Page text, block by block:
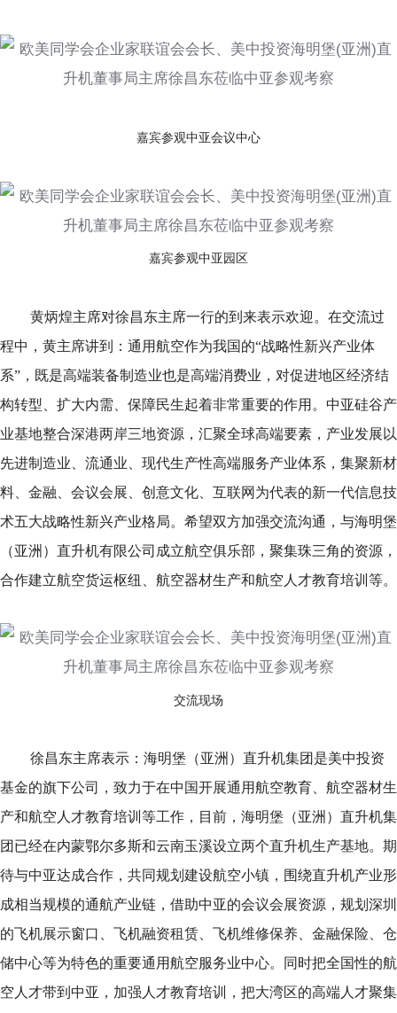
嘉宾参观中亚会议中心
嘉宾参观中亚园区
黄炳煌主席对徐昌东主席一行的到来表示欢迎。在交流过
程中，黄主席讲到：通用航空作为我国的“战略性新兴产业体
系”，既是高端装备制造业也是高端消费业，对促进地区经济结
构转型、扩大内需、保障民生起着非常重要的作用。中亚硅谷产
业基地整合深港两岸三地资源，汇聚全球高端要素，产业发展以
先进制造业、流通业、现代生产性高端服务产业体系，集聚新材
料、金融、会议会展、创意文化、互联网为代表的新一代信息技
术五大战略性新兴产业格局。希望双方加强交流沟通，与海明堡
（亚洲）直升机有限公司成立航空俱乐部，聚集珠三角的资源，
合作建立航空货运枢纽、航空器材生产和航空人才教育培训等。
交流现场
徐昌东主席表示：海明堡（亚洲）直升机集团是美中投资
基金的旗下公司，致力于在中国开展通用航空教育、航空器材生
产和航空人才教育培训等工作，目前，海明堡（亚洲）直升机集
团已经在内蒙鄂尔多斯和云南玉溪设立两个直升机生产基地。期
待与中亚达成合作，共同规划建设航空小镇，围绕直升机产业形
成相当规模的通航产业链，借助中亚的会议会展资源，规划深圳
的飞机展示窗口、飞机融资租赁、飞机维修保养、金融保险、仓
储中心等为特色的重要通用航空服务业中心。同时把全国性的航
空人才带到中亚，加强人才教育培训，把大湾区的高端人才聚集